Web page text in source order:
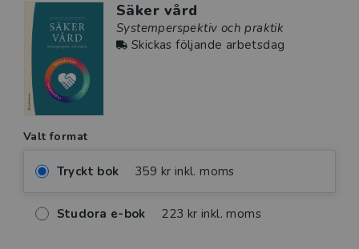
Säker vård
Systemperspektiv och praktik
Skickas följande arbetsdag
Valt format
Tryckt bok 359 kr inkl. moms
Studora e-bok 223 kr inkl. moms